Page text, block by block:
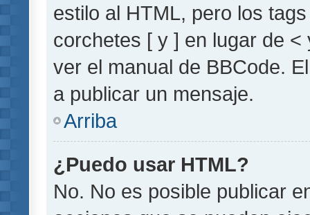
estilo al HTML, pero los
corchetes [ y ] en lugar de
ver el manual de BBCode.
a publicar un mensaje.
Arriba
¿Puedo usar HTML?
No. No es posible publicar